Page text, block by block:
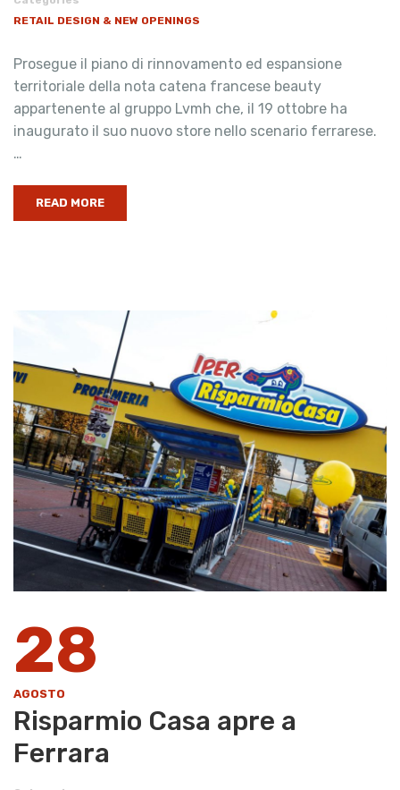
RETAIL DESIGN & NEW OPENINGS
Prosegue il piano di rinnovamento ed espansione
territoriale della nota catena francese beauty
appartenente al gruppo Lvmh che, il 19 ottobre ha
inaugurato il suo nuovo store nello scenario ferrarese.
…
READ MORE
28
AGOSTO
Risparmio Casa apre a
Ferrara